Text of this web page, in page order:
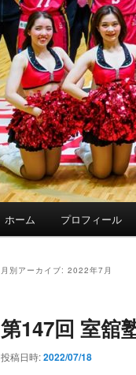
ホーム プロフィール
月別アーカイブ: 2022年7月
第147回 室舘
投稿日時:2022/07/18